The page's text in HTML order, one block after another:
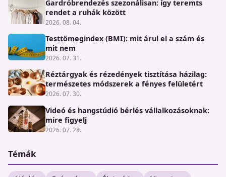
Gardróbrendezés szezonálisan: így teremts
rendet a ruhák között
2026. 08. 04.
Testtömegindex (BMI): mit árul el a szám és
mit nem
2026. 07. 31.
Réztárgyak és rézedények tisztítása házilag:
természetes módszerek a fényes felületért
2026. 07. 30.
Videó és hangstúdió bérlés vállalkozásoknak:
mire figyelj
2026. 07. 28.
Témák